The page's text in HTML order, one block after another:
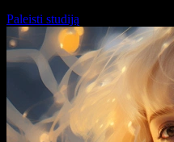
Paleisti studiją